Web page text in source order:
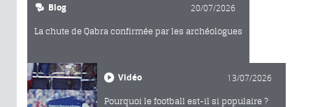
Blog 20/07/2026
La chute de Qabra confirmée par les archéologues
Vidéo 13/07/2026
Pourquoi le football est-il si populaire ?